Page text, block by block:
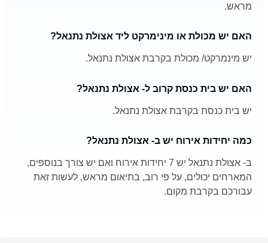
מראש.
האם יש מכולת או מינימרקט ליד אצולת נתנאל?
יש מינמרקט/ מכולת בקרבת אצולת נתנאל.
האם יש בית כנסת קרוב ל- אצולת נתנאל?
יש בית כנסת בקרבת אצולת נתנאל.
כמה יחידות אירוח יש ב- אצולת נתנאל?
ב- אצולת נתנאל יש 7 יחידות אירוח ואם יש צורך בנוספים,
המארחים יכולים, על פי רוב, בתיאום מראש, לעשות זאת
עבורכם בקרבת מקום.